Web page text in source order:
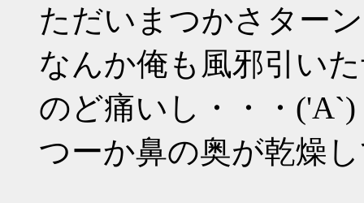
ただいまつかさター
なんか俺も風邪引い
のど痛いし・・・('A`)
つーか鼻の奥が乾燥